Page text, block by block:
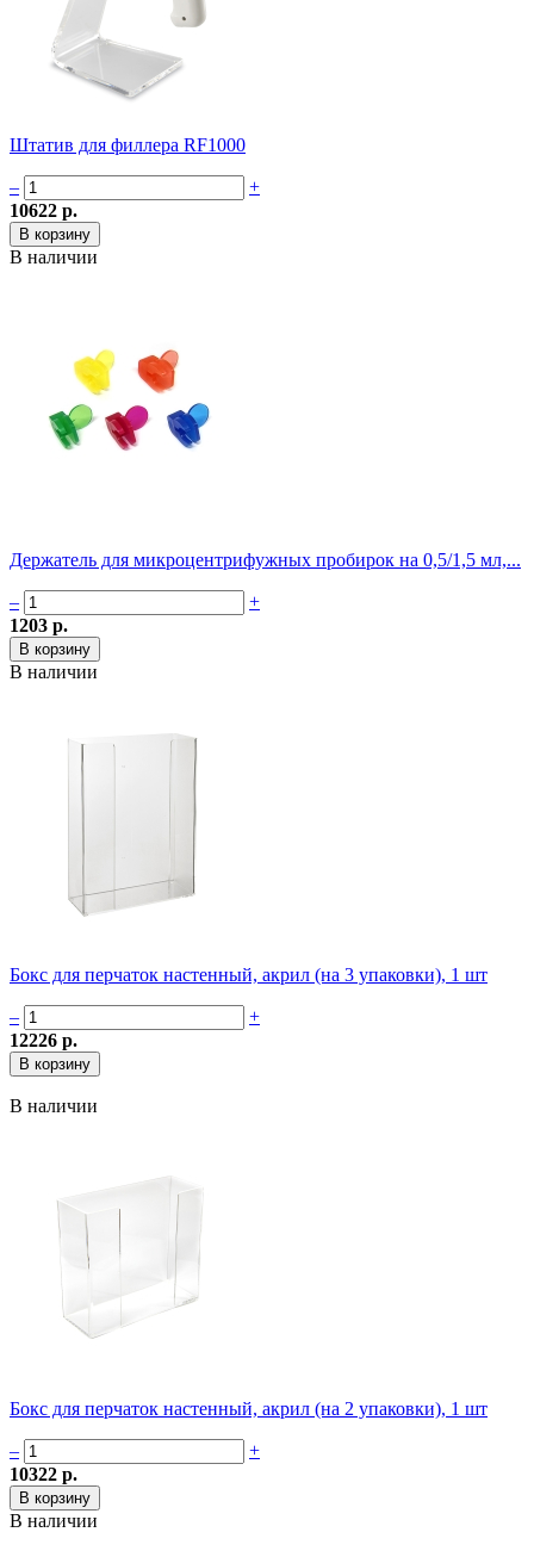
Штатив для филлера RF1000
–
+
10622 р.
В наличии
Держатель для микроцентрифужных пробирок на 0,5/1,5 мл,...
–
+
1203 р.
В наличии
Бокс для перчаток настенный, акрил (на 3 упаковки), 1 шт
–
+
12226 р.
В наличии
Бокс для перчаток настенный, акрил (на 2 упаковки), 1 шт
–
+
10322 р.
В наличии